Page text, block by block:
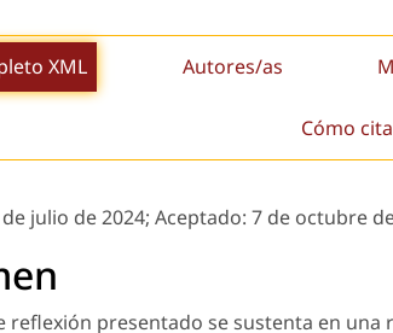
XML Autores/as
Cómo
julio de 2024; Aceptado: 7 de octubre
reflexión presentado se sustenta en